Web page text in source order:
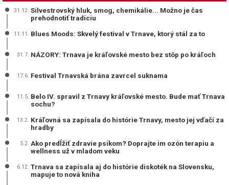
31.12. Silvestrovský hluk, smog, chemikálie... Možno je čas
prehodnotiť tradíciu
11.11. Blues Moods: Skvelý festival v Trnave, ktorý stál za to
31.7. NÁZORY: Trnava je kráľovské mesto bez stôp po kráľoch
17.6. Festival Trnavská brána zavrcel suknama
11.5. Belo IV. spravil z Trnavy kráľovské mesto. Bude mať Trnava
sochu?
13.2.
Kráľovná sa zapísala do histórie Trnavy, mesto jej vďačí za
hradby
5.2.
Ako predĺžiť zdravie psíkom? Doprajte im ozón terapiu a
wellness už v mladom veku
6.12. Trnava sa zapísala aj do histórie diskoték na Slovensku,
mapuje to nová kniha